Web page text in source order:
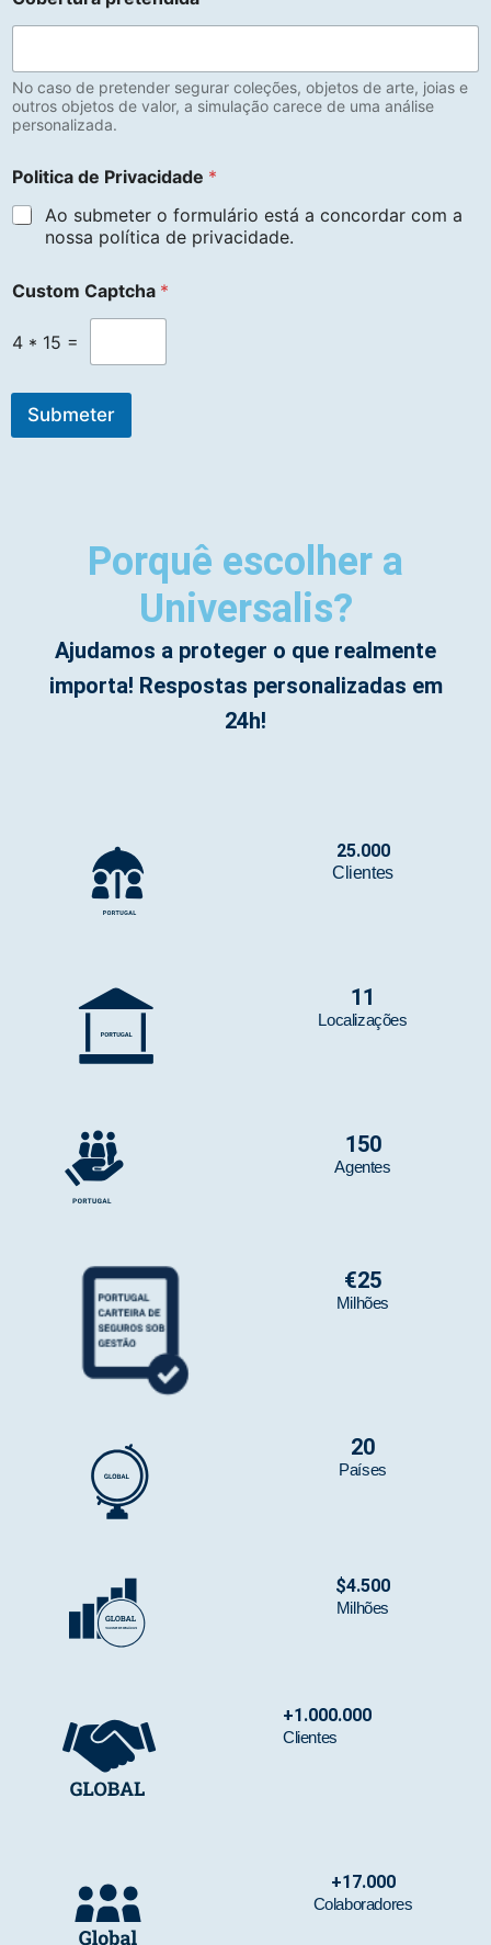
No caso de pretender segurar coleções, objetos de arte, joias e
outros objetos de valor, a simulação carece de uma análise
personalizada.
Politica de Privacidade *
Ao submeter o formulário está a concordar com a
nossa política de privacidade.
Custom Captcha *
4 * 15 =
Submeter
Porquê escolher a
Universalis?
Ajudamos a proteger o que realmente
importa! Respostas personalizadas em
24h!
Clientes
25.000
Localizações
11
Agentes
150
Milhões
€25
Países
20
Milhões
$4.500
Clientes
+1.000.000
Colaboradores
+17.000